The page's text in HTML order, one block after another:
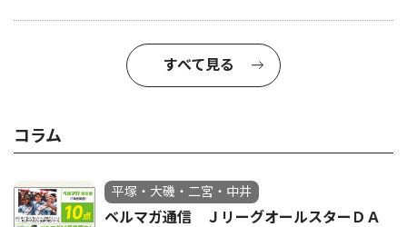
すべて見る
コラム
平塚・大磯・二宮・中井
ベルマガ通信 ＪリーグオールスターＤＡ